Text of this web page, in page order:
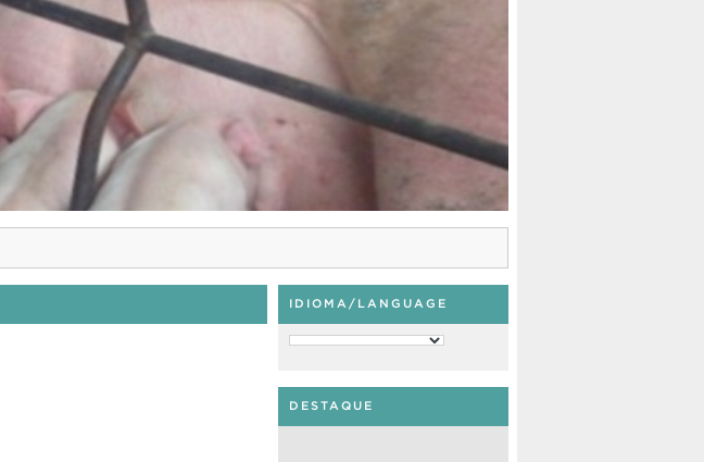
IDIOMA/LANGUAGE
DESTAQUE